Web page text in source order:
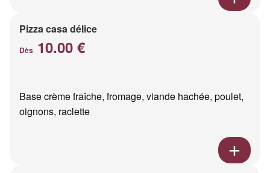
Pizza casa délice
Dès 10.00 €
Base crème fraîche, fromage, viande hachée, poulet,
oignons, raclette